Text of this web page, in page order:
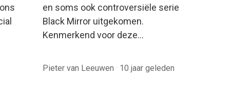
en soms ook controversiële serie
Black Mirror uitgekomen.
Kenmerkend voor deze…
Pieter van Leeuwen · 10 jaar geleden